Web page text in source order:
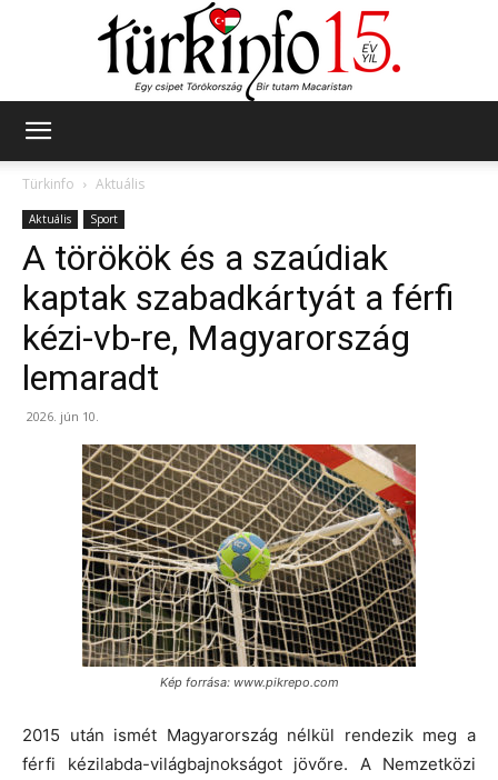
Türkinfo
Aktuális
Aktuális Sport
A törökök és a szaúdiak
kaptak szabadkártyát a férfi
kézi-vb-re, Magyarország
lemaradt
2026. jún 10.
Kép forrása: www.pikrepo.com
2015 után ismét Magyarország nélkül rendezik meg a
férfi kézilabda-világbajnokságot jövőre. A Nemzetközi